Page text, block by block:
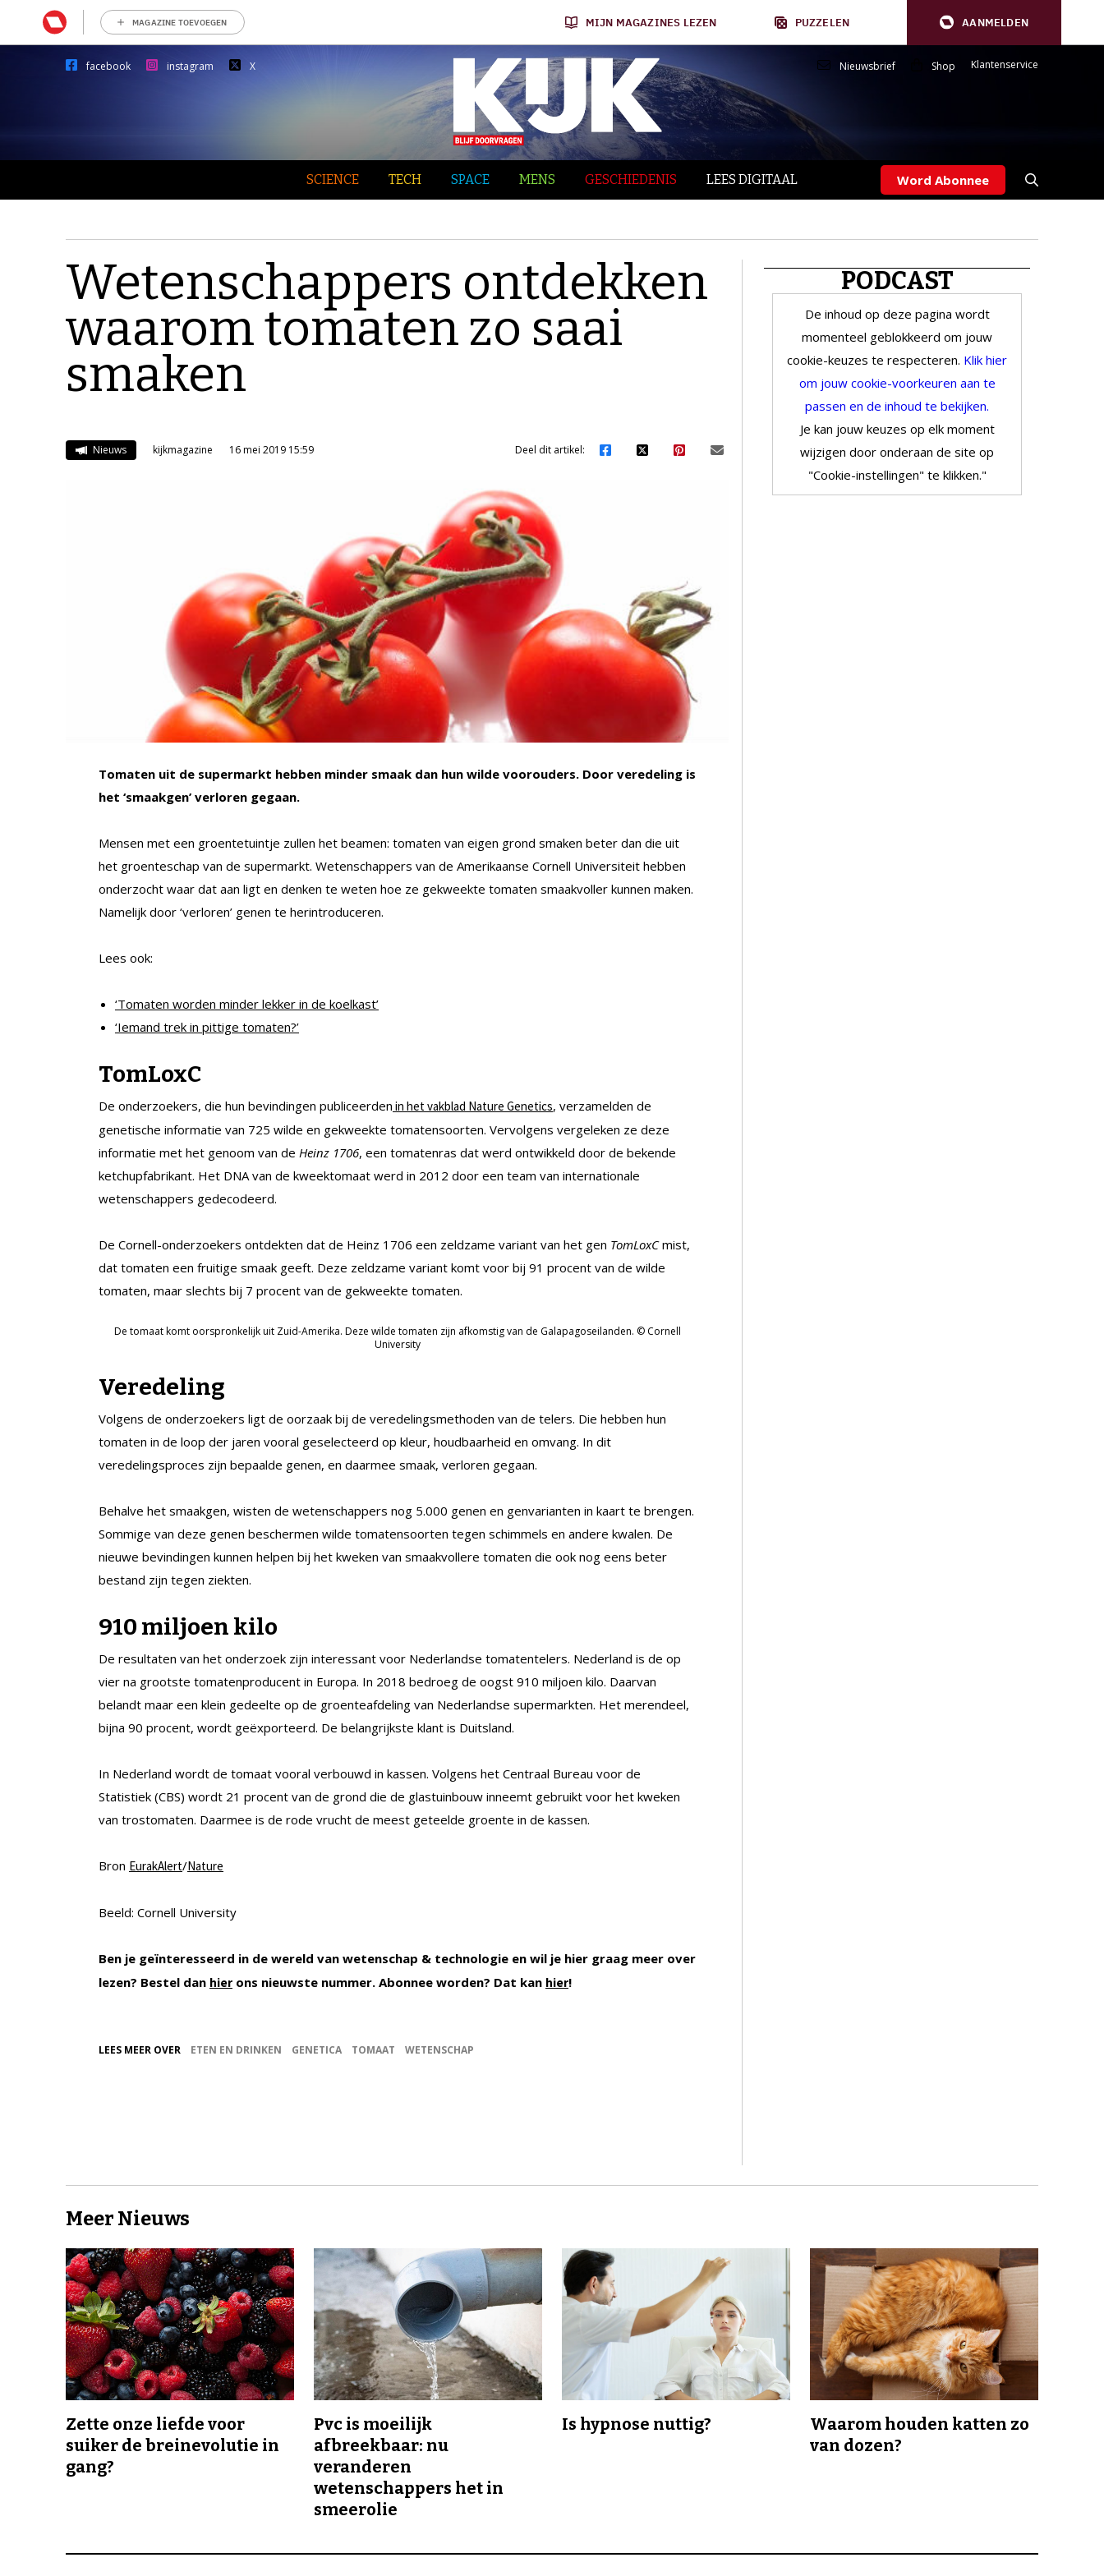
MAGAZINE TOEVOEGEN MIJN MAGAZINES LEZEN PUZZELEN AANMELDEN
facebook instagram X Nieuwsbrief Shop Klantenservice
SCIENCE TECH SPACE MENS GESCHIEDENIS LEES DIGITAAL Word Abonnee
Wetenschappers ontdekken
waarom tomaten zo saai
smaken
Nieuws kijkmagazine 16 mei 2019 15:59 Deel dit artikel:
Tomaten uit de supermarkt hebben minder smaak dan hun wilde voorouders. Door veredeling is
het ‘smaakgen’ verloren gegaan.
Mensen met een groentetuintje zullen het beamen: tomaten van eigen grond smaken beter dan die uit
het groenteschap van de supermarkt. Wetenschappers van de Amerikaanse Cornell Universiteit hebben
onderzocht waar dat aan ligt en denken te weten hoe ze gekweekte tomaten smaakvoller kunnen maken.
Namelijk door ‘verloren’ genen te herintroduceren.
Lees ook:
‘Tomaten worden minder lekker in de koelkast’
‘Iemand trek in pittige tomaten?’
TomLoxC
De onderzoekers, die hun bevindingen publiceerden in het vakblad Nature Genetics, verzamelden de
genetische informatie van 725 wilde en gekweekte tomatensoorten. Vervolgens vergeleken ze deze
informatie met het genoom van de Heinz 1706, een tomatenras dat werd ontwikkeld door de bekende
ketchupfabrikant. Het DNA van de kweektomaat werd in 2012 door een team van internationale
wetenschappers gedecodeerd.
De Cornell-onderzoekers ontdekten dat de Heinz 1706 een zeldzame variant van het gen TomLoxCmist,
dat tomaten een fruitige smaak geeft. Deze zeldzame variant komt voor bij 91 procent van de wilde
tomaten, maar slechts bij 7 procent van de gekweekte tomaten.
De tomaat komt oorspronkelijk uit Zuid-Amerika. Deze wilde tomaten zijn afkomstig van de Galapagoseilanden. © Cornell
University
Veredeling
Volgens de onderzoekers ligt de oorzaak bij de veredelingsmethoden van de telers. Die hebben hun
tomaten in de loop der jaren vooral geselecteerd op kleur, houdbaarheid en omvang. In dit
veredelingsproces zijn bepaalde genen, en daarmee smaak, verloren gegaan.
Behalve het smaakgen, wisten de wetenschappers nog 5.000 genen en genvarianten in kaart te brengen.
Sommige van deze genen beschermen wilde tomatensoorten tegen schimmels en andere kwalen. De
nieuwe bevindingen kunnen helpen bij het kweken van smaakvollere tomaten die ook nog eens beter
bestand zijn tegen ziekten.
910 miljoen kilo
De resultaten van het onderzoek zijn interessant voor Nederlandse tomatentelers. Nederland is de op
vier na grootste tomatenproducent in Europa. In 2018 bedroeg de oogst 910 miljoen kilo. Daarvan
belandt maar een klein gedeelte op de groenteafdeling van Nederlandse supermarkten. Het merendeel,
bijna 90 procent, wordt geëxporteerd. De belangrijkste klant is Duitsland.
In Nederland wordt de tomaat vooral verbouwd in kassen. Volgens het Centraal Bureau voor de
Statistiek (CBS) wordt 21 procent van de grond die de glastuinbouw inneemt gebruikt voor het kweken
van trostomaten. Daarmee is de rode vrucht de meest geteelde groente in de kassen.
Bron EurakAlert/Nature
Beeld: Cornell University
Ben je geïnteresseerd in de wereld van wetenschap & technologie en wil je hier graag meer over
lezen? Bestel dan hier ons nieuwste nummer. Abonnee worden? Dat kan hier!
LEES MEER OVER ETEN EN DRINKEN GENETICA TOMAAT WETENSCHAP
PODCAST
De inhoud op deze pagina wordt
momenteel geblokkeerd om jouw
cookie-keuzes te respecteren. Klik hier
om jouw cookie-voorkeuren aan te
passen en de inhoud te bekijken.
Je kan jouw keuzes op elk moment
wijzigen door onderaan de site op
"Cookie-instellingen" te klikken."
Meer Nieuws
Zette onze liefde voor
suiker de breinevolutie in
gang?
Pvc is moeilijk
afbreekbaar: nu
veranderen
wetenschappers het in
smeerolie
Is hypnose nuttig?
Waarom houden katten zo
van dozen?